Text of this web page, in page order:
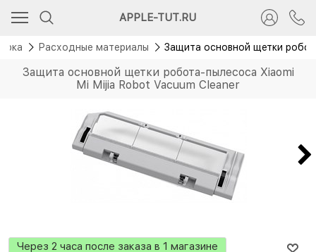
APPLE-TUT.RU
Расходные материалы Защита основной щетки
Защита основной щетки робота-пылесоса Xiaomi
Mi Mijia Robot Vacuum Cleaner
Через 2 часа после заказа в 1 магазине